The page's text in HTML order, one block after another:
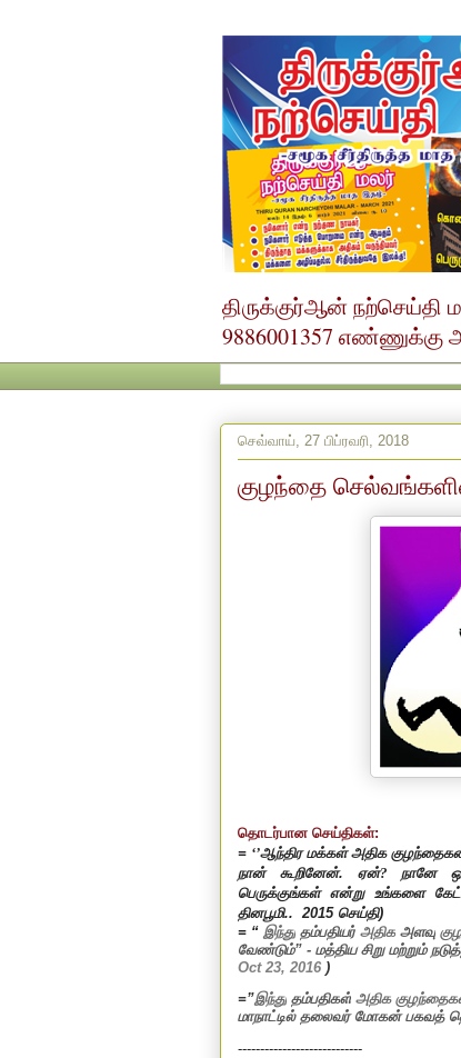
திருக்குர்ஆன்
9886001357 எண்ணுக்கு
செவ்வாய், 27 பிப்ரவரி, 2018
குழந்தை
தொடர்பான செய்திகள்:
= ‘’ஆந்திர மக்கள் அதிக
நான் கூறினேன். ஏன்? நானே
பெருக்குங்கள் என்று உங்களை
தினபூமி.. 2015செய்தி)
= “ இந்து தம்பதியர் அதிக அளவு
வேண்டும்” - மத்திய சிறு மற்றும்
Oct 23, 2016 )
=”இந்து தம்பதிகள் அதிக
மாநாட்டில் தலைவர் மோகன் பகவத்
----------------------------